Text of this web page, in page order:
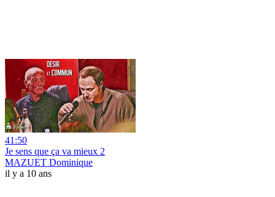
41:50
Je sens que ça va mieux 2
MAZUET Dominique
il y a 10 ans